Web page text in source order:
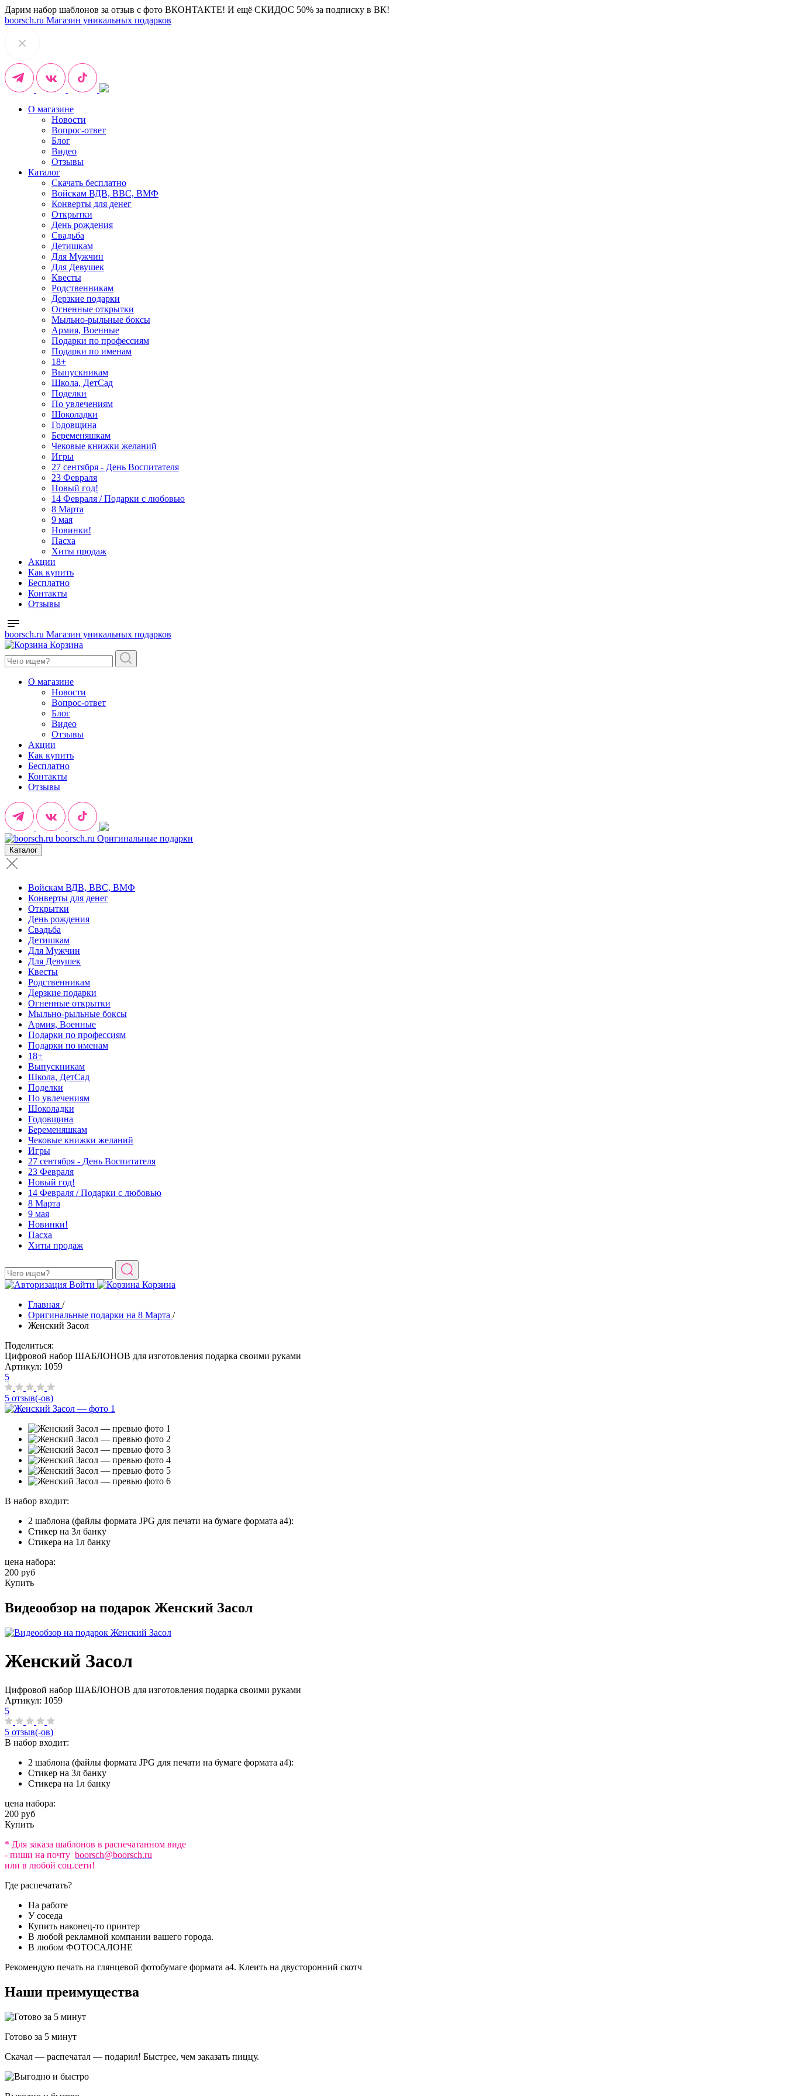
Дарим набор шаблонов за отзыв с фото ВКОНТАКТЕ! И ещё СКИДОС 50% за подписку в ВК!
boorsch.ru Магазин уникальных подарков
О магазине
Новости
Вопрос-ответ
Блог
Видео
Отзывы
Каталог
Скачать бесплатно
Войскам ВДВ, ВВС, ВМФ
Конверты для денег
Открытки
День рождения
Свадьба
Детишкам
Для Мужчин
Для Девушек
Квесты
Родственникам
Дерзкие подарки
Огненные открытки
Мыльно-рыльные боксы
Армия, Военные
Подарки по профессиям
Подарки по именам
18+
Выпускникам
Школа, ДетСад
Поделки
По увлечениям
Шоколадки
Годовщина
Беременяшкам
Чековые книжки желаний
Игры
27 сентября - День Воспитателя
23 Февраля
Новый год!
14 Февраля / Подарки с любовью
8 Марта
9 мая
Новинки!
Пасха
Хиты продаж
Акции
Как купить
Бесплатно
Контакты
Отзывы
boorsch.ru Магазин уникальных подарков
Корзина
О магазине
Новости
Вопрос-ответ
Блог
Видео
Отзывы
Акции
Как купить
Бесплатно
Контакты
Отзывы
boorsch.ru Оригинальные подарки
Каталог
Войскам ВДВ, ВВС, ВМФ
Конверты для денег
Открытки
День рождения
Свадьба
Детишкам
Для Мужчин
Для Девушек
Квесты
Родственникам
Дерзкие подарки
Огненные открытки
Мыльно-рыльные боксы
Армия, Военные
Подарки по профессиям
Подарки по именам
18+
Выпускникам
Школа, ДетСад
Поделки
По увлечениям
Шоколадки
Годовщина
Беременяшкам
Чековые книжки желаний
Игры
27 сентября - День Воспитателя
23 Февраля
Новый год!
14 Февраля / Подарки с любовью
8 Марта
9 мая
Новинки!
Пасха
Хиты продаж
Войти
Корзина
Главная /
Оригинальные подарки на 8 Марта /
Женский Засол
Поделиться:
Цифровой набор ШАБЛОНОВ для изготовления подарка своими руками
Артикул: 1059
5
5 отзыв(-ов)
В набор входит:
2 шаблона (файлы формата JPG для печати на бумаге формата а4):
Стикер на 3л банку
Стикера на 1л банку
цена набора:
200 руб
Купить
Видеообзор на подарок Женский Засол
Женский Засол
Цифровой набор ШАБЛОНОВ для изготовления подарка своими руками
Артикул: 1059
5
5 отзыв(-ов)
В набор входит:
2 шаблона (файлы формата JPG для печати на бумаге формата а4):
Стикер на 3л банку
Стикера на 1л банку
цена набора:
200 руб
Купить
* Для заказа шаблонов в распечатанном виде
- пиши на почту boorsch@boorsch.ru
или в любой соц.сети!
Где распечатать?
На работе
У соседа
Купить наконец-то принтер
В любой рекламной компании вашего города.
В любом ФОТОСАЛОНЕ
Рекомендую печать на глянцевой фотобумаге формата а4. Клеить на двусторонний скотч
Наши преимущества
Готово за 5 минут
Скачал — распечатал — подарил! Быстрее, чем заказать пиццу.